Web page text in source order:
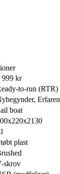
999 kr
to-run (RTR)
Erfaren
boat
plast
skrov